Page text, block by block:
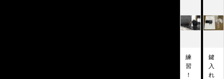
練
習
！
鍵
入
れ